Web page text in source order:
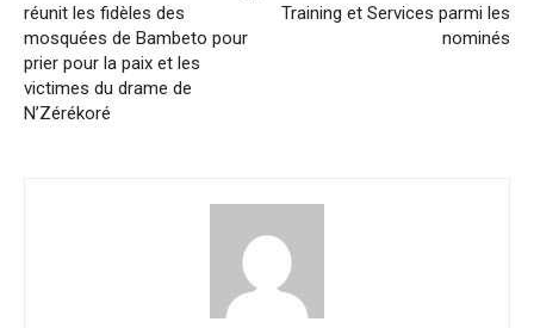
réunit les fidèles des
mosquées de Bambeto pour
prier pour la paix et les
victimes du drame de
N’Zérékoré
Training et Services parmi les
nominés